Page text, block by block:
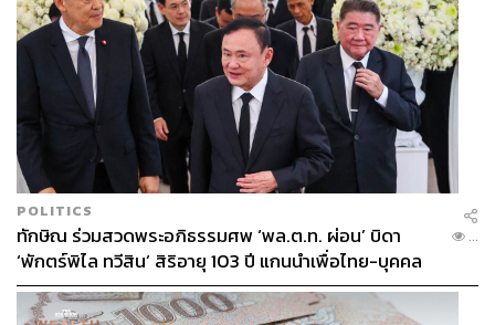
POLITICS
ทักษิณ ร่วมสวดพระอภิธรรมศพ ‘พล.ต.ท. ผ่อน’ บิดา
‘พักตร์พิไล ทวีสิน’ สิริอายุ 103 ปี แกนนำเพื่อไทย-บุคคล
หลากวงการร่วมอาลัย
...